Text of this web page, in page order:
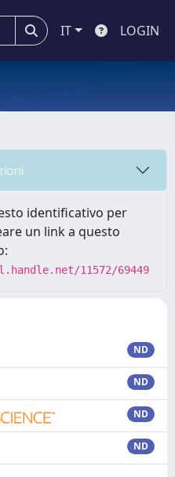
IT LOGIN
identificativo per
un link a questo
11572/69449
ND
ND
ND
ND